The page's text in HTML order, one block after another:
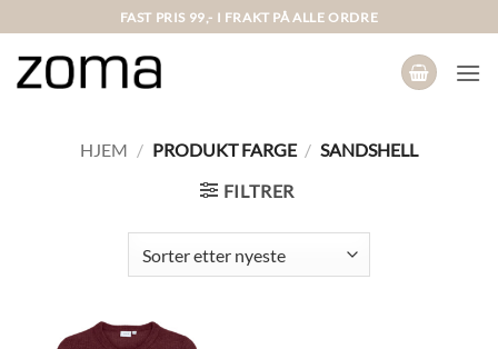
to
content
FAST PRIS 99,- I FRAKT PÅ ALLE ORDRE
HJEM / PRODUKT FARGE / SANDSHELL
FILTRER